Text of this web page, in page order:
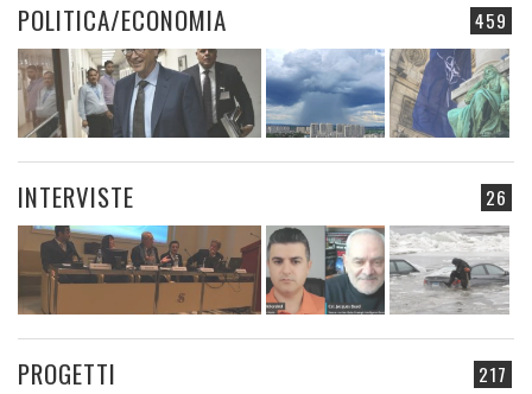
459
POLITICA/ECONOMIA
26
INTERVISTE
217
PROGETTI